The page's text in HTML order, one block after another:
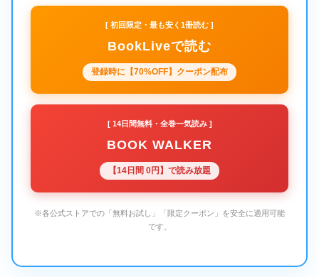
[ 初回限定・最も安く1冊読む ]
BookLiveで読む
登録時に【70%OFF】クーポン配布
[ 14日間無料・全巻一気読み ]
BOOK WALKER
【14日間 0円】で読み放題
※各公式ストアでの「無料お試し」「限定クーポン」を安全に適用可能
です。